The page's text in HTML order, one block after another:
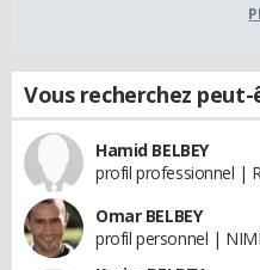
Vous recherchez
Hamid BELBEY
profil professionnel |
Omar BELBEY
profil personnel |